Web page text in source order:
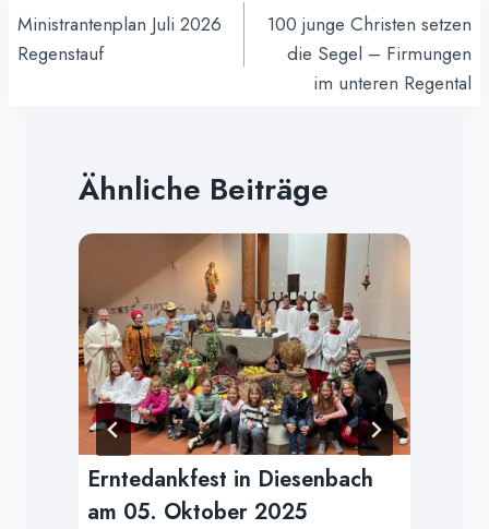
Ministrantenplan Juli 2026
Regenstauf
100 junge Christen setzen
die Segel – Firmungen
im unteren Regental
Ähnliche Beiträge
Erntedankfest in Diesenbach
am 05. Oktober 2025